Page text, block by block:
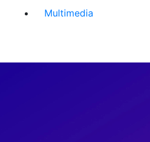
Multimedia